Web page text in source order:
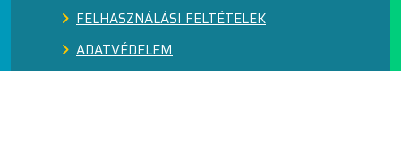
FELHASZNÁLÁSI FELTÉTELEK
ADATVÉDELEM